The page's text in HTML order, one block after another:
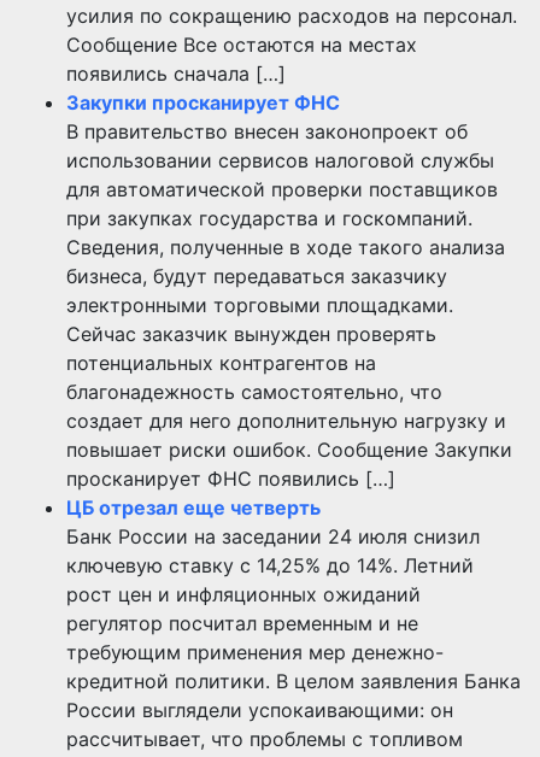
усилия по сокращению расходов на персонал.
Сообщение Все остаются на местах
появились сначала […]
Закупки просканирует ФНС
В правительство внесен законопроект об
использовании сервисов налоговой службы
для автоматической проверки поставщиков
при закупках государства и госкомпаний.
Сведения, полученные в ходе такого анализа
бизнеса, будут передаваться заказчику
электронными торговыми площадками.
Сейчас заказчик вынужден проверять
потенциальных контрагентов на
благонадежность самостоятельно, что
создает для него дополнительную нагрузку и
повышает риски ошибок. Сообщение Закупки
просканирует ФНС появились […]
ЦБ отрезал еще четверть
Банк России на заседании 24 июля снизил
ключевую ставку с 14,25% до 14%. Летний
рост цен и инфляционных ожиданий
регулятор посчитал временным и не
требующим применения мер денежно-
кредитной политики. В целом заявления Банка
России выглядели успокаивающими: он
рассчитывает, что проблемы с топливом